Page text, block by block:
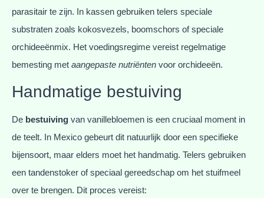
parasitair te zijn. In kassen gebruiken telers speciale
substraten zoals kokosvezels, boomschors of speciale
orchideeënmix. Het voedingsregime vereist regelmatige
bemesting met aangepaste nutriënten voor orchideeën.
Handmatige bestuiving
De bestuiving van vanillebloemen is een cruciaal moment in
de teelt. In Mexico gebeurt dit natuurlijk door een specifieke
bijensoort, maar elders moet het handmatig. Telers gebruiken
een tandenstoker of speciaal gereedschap om het stuifmeel
over te brengen. Dit proces vereist: